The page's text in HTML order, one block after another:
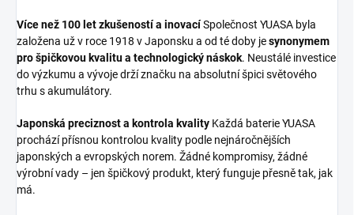
Více než 100 let zkušeností a inovacíSpolečnost YUASA byla
založena už v roce 1918 v Japonsku a od té doby jesynonymem
pro špičkovou kvalitu a technologický náskok. Neustálé investice
do výzkumu a vývoje drží značku na absolutní špici světového
trhu s akumulátory.
Japonská preciznost a kontrola kvality Každá baterie YUASA
prochází přísnou kontrolou kvality podle nejnáročnějších
japonských a evropských norem. Žádné kompromisy, žádné
výrobní vady – jen špičkový produkt, který funguje přesně tak, jak
má.